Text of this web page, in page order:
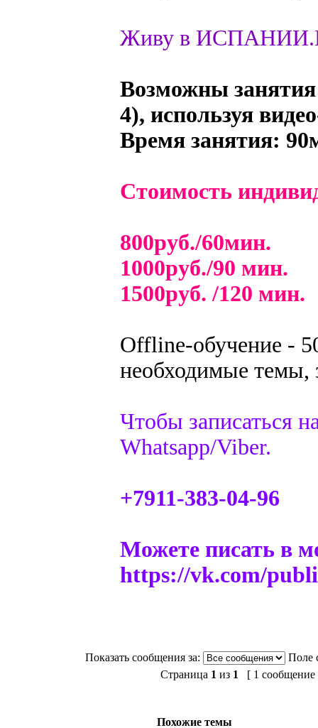
Живу в
Возможны занятия
4), используя
Время занятия:
Стоимость
800руб./60мин.
1000руб./90 мин.
1500руб. /120 мин.
Offline-обучение -
необходимые темы,
Чтобы записаться
Whatsapp/Viber.
+7911-383-04-96
Можете писать в
https://vk.com/
Показать сообщения за:
Поле
Страница 1 из 1 [ 1 сообщение
Похожие темы